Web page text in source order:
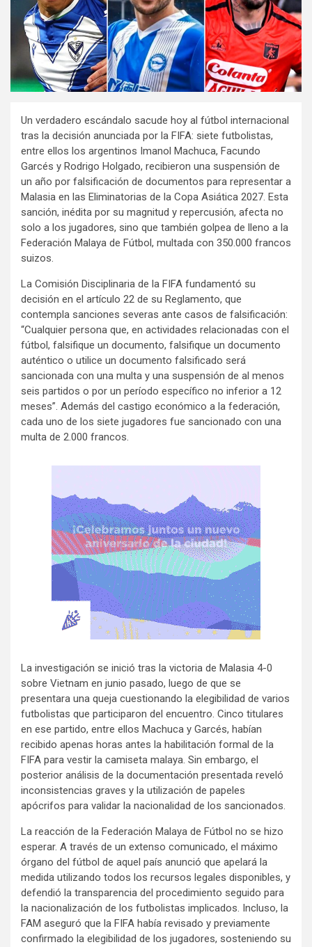
Un verdadero escándalo sacude hoy al fútbol internacional
tras la decisión anunciada por la FIFA: siete futbolistas,
entre ellos los argentinos Imanol Machuca, Facundo
Garcés y Rodrigo Holgado, recibieron una suspensión de
un año por falsificación de documentos para representar a
Malasia en las Eliminatorias de la Copa Asiática 2027. Esta
sanción, inédita por su magnitud y repercusión, afecta no
solo a los jugadores, sino que también golpea de lleno a la
Federación Malaya de Fútbol, multada con 350.000 francos
suizos.
La Comisión Disciplinaria de la FIFA fundamentó su
decisión en el artículo 22 de su Reglamento, que
contempla sanciones severas ante casos de falsificación:
“Cualquier persona que, en actividades relacionadas con el
fútbol, falsifique un documento, falsifique un documento
auténtico o utilice un documento falsificado será
sancionada con una multa y una suspensión de al menos
seis partidos o por un período específico no inferior a 12
meses”. Además del castigo económico a la federación,
cada uno de los siete jugadores fue sancionado con una
multa de 2.000 francos.
La investigación se inició tras la victoria de Malasia 4-0
sobre Vietnam en junio pasado, luego de que se
presentara una queja cuestionando la elegibilidad de varios
futbolistas que participaron del encuentro. Cinco titulares
en ese partido, entre ellos Machuca y Garcés, habían
recibido apenas horas antes la habilitación formal de la
FIFA para vestir la camiseta malaya. Sin embargo, el
posterior análisis de la documentación presentada reveló
inconsistencias graves y la utilización de papeles
apócrifos para validar la nacionalidad de los sancionados.
La reacción de la Federación Malaya de Fútbol no se hizo
esperar. A través de un extenso comunicado, el máximo
órgano del fútbol de aquel país anunció que apelará la
medida utilizando todos los recursos legales disponibles, y
defendió la transparencia del procedimiento seguido para
la nacionalización de los futbolistas implicados. Incluso, la
FAM aseguró que la FIFA había revisado y previamente
confirmado la elegibilidad de los jugadores, sosteniendo su